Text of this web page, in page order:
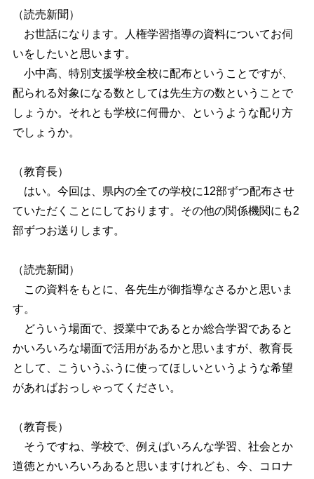
（読売新聞）
お世話になります。人権学習指導の資料についてお伺
いをしたいと思います。
小中高、特別支援学校全校に配布ということですが、
配られる対象になる数としては先生方の数ということで
しょうか。それとも学校に何冊か、というような配り方
でしょうか。
（教育長）
はい。今回は、県内の全ての学校に12部ずつ配布させ
ていただくことにしております。その他の関係機関にも2
部ずつお送りします。
（読売新聞）
この資料をもとに、各先生が御指導なさるかと思いま
す。
どういう場面で、授業中であるとか総合学習であると
かいろいろな場面で活用があるかと思いますが、教育長
として、こういうふうに使ってほしいというような希望
があればおっしゃってください。
（教育長）
そうですね、学校で、例えばいろんな学習、社会とか
道徳とかいろいろあると思いますけれども、今、コロナ